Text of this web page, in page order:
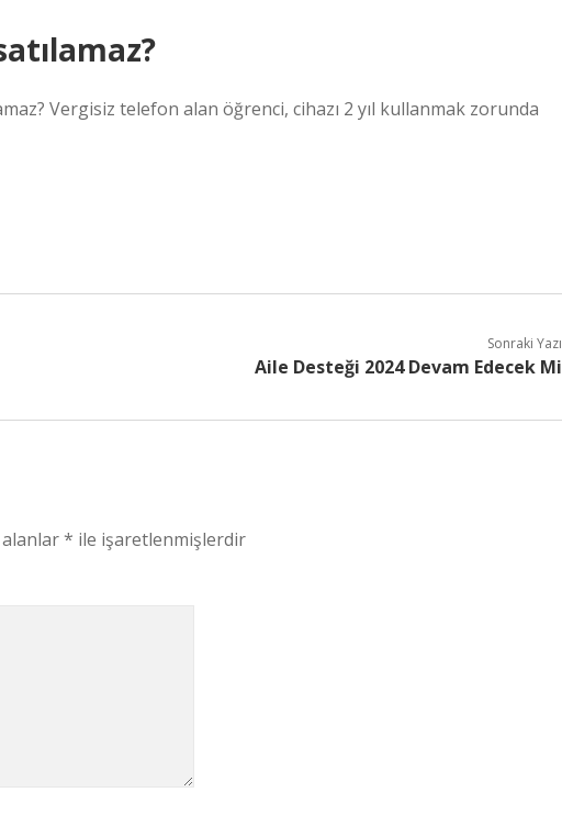
Vergisiz telefon alan öğrenci, cihazı 2 yıl kullanmak zorunda
Sonraki Yazı
Aile Desteği 2024 Devam Edecek Mi
* ile işaretlenmişlerdir